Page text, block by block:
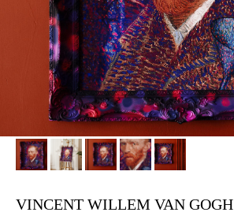
VINCENT WILLEM VAN GOGH